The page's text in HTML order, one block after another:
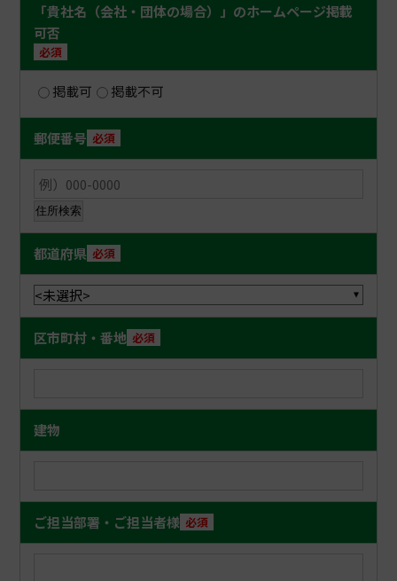
「貴社名（会社・団体の場合）」のホームページ掲載
可否
必須
掲載可 掲載不可
郵便番号 必須
住所検索
都道府県 必須
区市町村・番地 必須
建物
ご担当部署・ご担当者様 必須
免責事項
ービスを利用するものとし、本サービスの利
について一切の責任を負うものとします。
利用者は、本サービスを利用したことに起因
ームを第三者より受けた場合を含みま
す。）、当財団が直接的もしくは間接的に何
らかの損害（弁護士費用の負担を含みま
す。）を被った場合、当財団の請求にしたが
って直ちにこれを補償しなければなりませ
ん。
利用者は、利用者ご本人に関する情報を当財
団に対して提供する場合、真実かつ正確な情
ビスを利用していると認めた場合、本サービ
ただし、当財団は、かかる違反を防止または
反社会的勢力ではないことの表明・確約に関する